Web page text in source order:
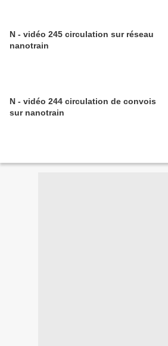
N - vidéo 245 circulation sur réseau
nanotrain
N - vidéo 244 circulation de convois
sur nanotrain